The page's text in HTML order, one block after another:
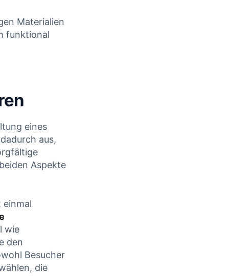
Materialien
funktional
eines
⁤aus,
Aspekte
‍einmal
​wie
⁢den
Besucher
die